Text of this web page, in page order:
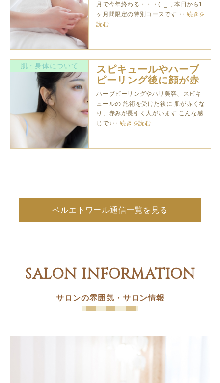
月で今年終わる・・・(･_･; 本日から1
ヶ月間限定の特別コースです ‥続きを
読む
肌・身体について
スピキュールやハーブ
ピーリング後に顔が赤
くなりやすい人
ハーブピーリングやハリ美容、スピキ
ュールの 施術を受けた後に 肌が赤くな
り、赤みが長引く人がいます こんな感
じで↓‥続きを読む
ベルエトワール通信一覧を見る
SALON INFORMATION
サロンの雰囲気・サロン情報